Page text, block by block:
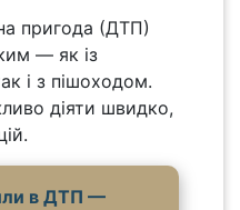
пригода (ДТП)
— як із
і з пішоходом.
діяти швидко,
в ДТП —